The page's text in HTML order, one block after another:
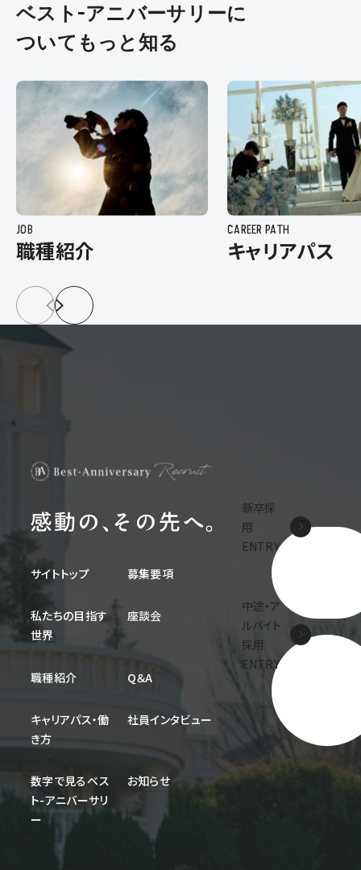
ベスト-アニバーサリーに
ついてもっと知る
JOB
職種紹介
CAREER PATH
キャリアパス
サイトトップ 募集要項
私たちの目指す
世界
座談会
職種紹介 Q＆A
キャリアパス・働
き方
社員インタビュー
数字で見るベス
ト-アニバーサリ
ー
お知らせ
新卒採
用
ENTRY
中途・ア
ルバイト
採用
ENTRY